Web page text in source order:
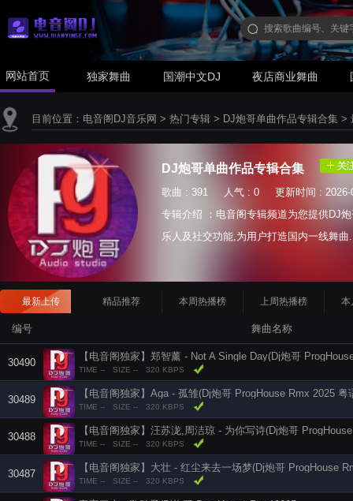
网站首页 独家舞曲 国潮中文DJ 夜店商业舞曲
目前位置： 电音阁DJ音乐网 > 热门专辑 > DJ炮哥单曲作品专辑合集 >
DJ炮哥单曲作品专辑合集
歌曲 : 391 人气 : 0 更新时间 : 2026-
专辑介绍 ：电音阁专辑频道为您提供DJ
乐人及社交功能,为用户打造国内一线舞曲.
最新上传 精品推荐 本周热播榜 上周热播榜 本
编号 舞曲名称
30490
【电音阁独家】郑智薰 - Not A Single Day(Dj炮哥
TIME -- SIZE -- 320 KBPS
30489
【电音阁独家】Aga - 孤雏(Dj炮哥 ProgHouse Rmx 2025 粤
TIME -- SIZE -- 320 KBPS
30488
【电音阁独家】汪苏泷,周洁琼 - 为你写诗(Dj炮哥
TIME -- SIZE -- 320 KBPS
30487
【电音阁独家】大壮 - 红尘来去一场梦(Dj炮哥 ProgHouse
TIME -- SIZE -- 320 KBPS